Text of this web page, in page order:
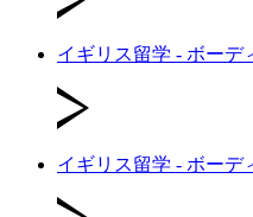
イギリス留学 - ボーデ
イギリス留学 - ボーデ